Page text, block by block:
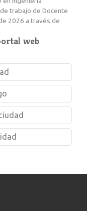
trabajo de Docente
2026 a través de
web